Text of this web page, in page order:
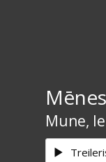
Mune,